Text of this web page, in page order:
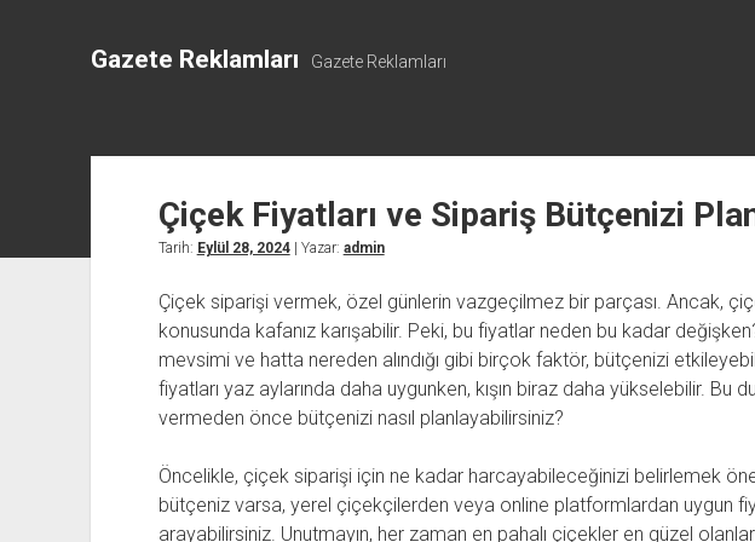
Gazete Reklamları Gazete Reklamları
Çiçek Fiyatları ve Sipariş Bütçenizi
Tarih: Eylül 28, 2024| Yazar: admin
Çiçek siparişi vermek, özel günlerin vazgeçilmez bir parçası. Ancak,
konusunda kafanız karışabilir. Peki, bu fiyatlar neden bu kadar
mevsimi ve hatta nereden alındığı gibi birçok faktör, bütçenizi
fiyatları yaz aylarında daha uygunken, kışın biraz daha yükselebilir. Bu
vermeden önce bütçenizi nasıl planlayabilirsiniz?
Öncelikle, çiçek siparişi için ne kadar harcayabileceğinizi belirlemek
bütçeniz varsa, yerel çiçekçilerden veya online platformlardan uygun
arayabilirsiniz. Unutmayın, her zaman en pahalı çiçekler en güzel